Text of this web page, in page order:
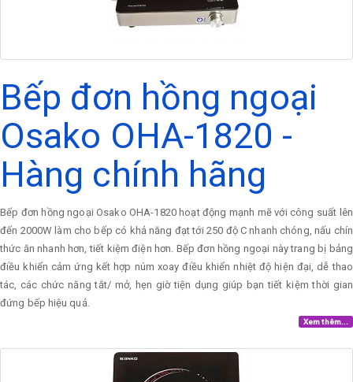
Bếp đơn hồng ngoại
Osako OHA-1820 -
Hàng chính hãng
Bếp đơn hồng ngoại Osako OHA-1820 hoạt động mạnh mẽ với công suất lên
đến 2000W làm cho bếp có khả năng đạt tới 250 độ C nhanh chóng, nấu chín
thức ăn nhanh hơn, tiết kiệm điện hơn. Bếp đơn hồng ngoại này trang bị bảng
điều khiển cảm ứng kết hợp núm xoay điều khiển nhiệt độ hiện đại, dễ thao
tác, các chức năng tắt/ mở, hẹn giờ tiện dụng giúp bạn tiết kiệm thời gian
đứng bếp hiệu quả.
Xem thêm...